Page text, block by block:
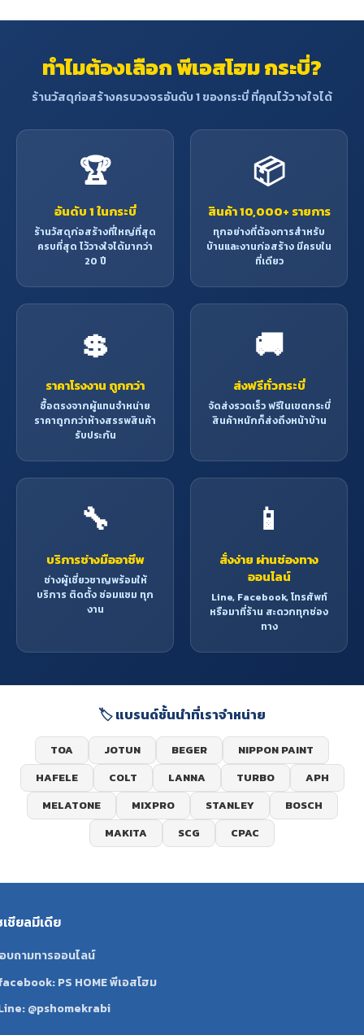
ทำไมต้องเลือก พีเอสโฮม กระบี่?
ร้านวัสดุก่อสร้างครบวงจรอันดับ 1 ของกระบี่ ที่คุณไว้วางใจได้
🏆
อันดับ 1 ในกระบี่
ร้านวัสดุก่อสร้างที่ใหญ่ที่สุด
ครบที่สุด ไว้วางใจได้มากว่า
20 ปี
📦
สินค้า 10,000+ รายการ
ทุกอย่างที่ต้องการสำหรับ
บ้านและงานก่อสร้าง มีครบใน
ที่เดียว
💲
ราคาโรงงาน ถูกกว่า
ซื้อตรงจากผู้แทนจำหน่าย
ราคาถูกกว่าห้างสรรพสินค้า
รับประกัน
🚚
ส่งฟรีทั่วกระบี่
จัดส่งรวดเร็ว ฟรีในเขตกระบี่
สินค้าหนักก็ส่งถึงหน้าบ้าน
🔧
บริการช่างมืออาชีพ
ช่างผู้เชี่ยวชาญพร้อมให้
บริการ ติดตั้ง ซ่อมแซม ทุก
งาน
📱
สั่งง่าย ผ่านช่องทาง
ออนไลน์
Line, Facebook, โทรศัพท์
หรือมาที่ร้าน สะดวกทุกช่อง
ทาง
🏷️ แบรนด์ชั้นนำที่เราจำหน่าย
TOA JOTUN BEGER
NIPPON PAINT
HAFELE
COLT LANNA TURBO
APH
MELATONE
MIXPRO STANLEY
BOSCH
MAKITA
SCG CPAC
เชียลมีเดีย
บถามทารออนไลน์
PS HOME พีเอสโฮม
@pshomekrabi